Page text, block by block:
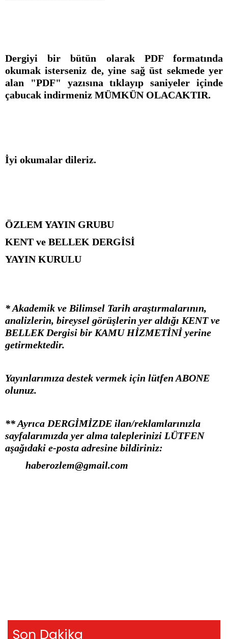
Dergiyi bir bütün olarak PDF formatında
okumak isterseniz de, yine sağ üst sekmede yer
alan "PDF" yazısına tıklayıp saniyeler içinde
çabucak indirmeniz MÜMKÜN OLACAKTIR.
İyi okumalar dileriz.
ÖZLEM YAYIN GRUBU
KENT ve BELLEK DERGİSİ
YAYIN KURULU
* Akademik ve Bilimsel Tarih araştırmalarının,
analizlerin, bireysel görüşlerin yer aldığı KENT ve
BELLEK Dergisi bir KAMU HİZMETİNİ yerine
getirmektedir.
Yayınlarımıza destek vermek için lütfen ABONE
olunuz.
** Ayrıca DERGİMİZDE ilan/reklamlarınızla
sayfalarımızda yer alma taleplerinizi LÜTFEN
aşağıdaki e-posta adresine bildiriniz:
haberozlem@gmail.com
Son Dakika